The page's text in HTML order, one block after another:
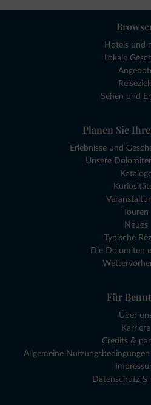
Hotels und
Lokale
Sehen und
Planen Sie
Erlebnisse und
Unsere
Touren
Neues
Typische
Die Dolomiten
Für
Über
Karriere
Credits &
Allgemeine
Datenschutz &